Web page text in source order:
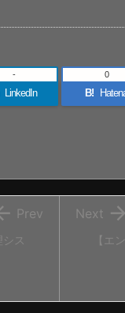
LinkedIn
-
B!
0
【エ

Next
ス
Prev